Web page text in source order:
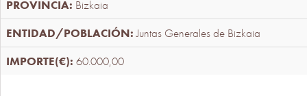
Bizkaia
Juntas Generales de Bizkaia
60.000,00